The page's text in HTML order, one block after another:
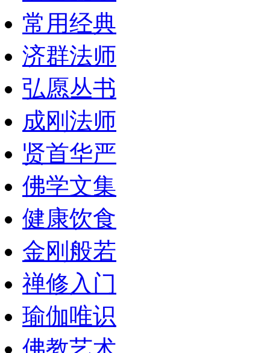
常用经典
济群法师
弘愿丛书
成刚法师
贤首华严
佛学文集
健康饮食
金刚般若
禅修入门
瑜伽唯识